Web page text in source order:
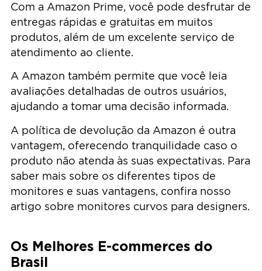
Com a Amazon Prime, você pode desfrutar de
entregas rápidas e gratuitas em muitos
produtos, além de um excelente serviço de
atendimento ao cliente.
A Amazon também permite que você leia
avaliações detalhadas de outros usuários,
ajudando a tomar uma decisão informada.
A política de devolução da Amazon é outra
vantagem, oferecendo tranquilidade caso o
produto não atenda às suas expectativas. Para
saber mais sobre os diferentes tipos de
monitores e suas vantagens, confira nosso
artigo sobre monitores curvos para designers.
Os Melhores E-commerces do
Brasil